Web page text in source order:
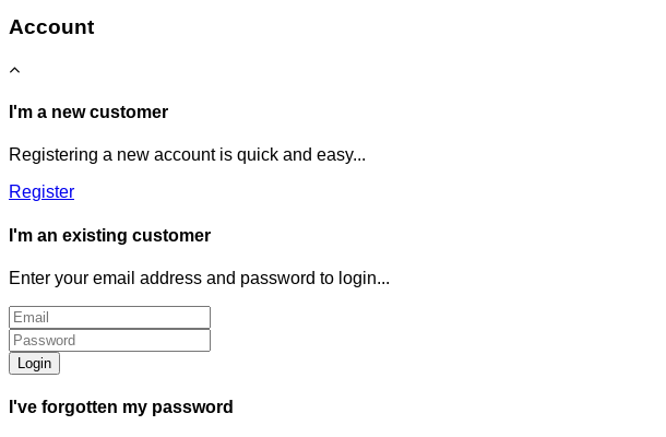
Account
I'm a new customer
Registering a new account is quick and easy...
Register
I'm an existing customer
Enter your email address and password to login...
Login
I've forgotten my password